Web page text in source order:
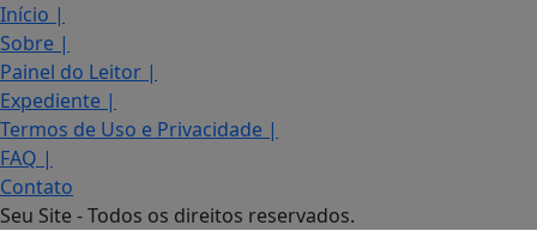
Início |
Sobre |
Painel do Leitor |
Expediente |
Termos de Uso e Privacidade |
FAQ |
Contato
Seu Site - Todos os direitos reservados.